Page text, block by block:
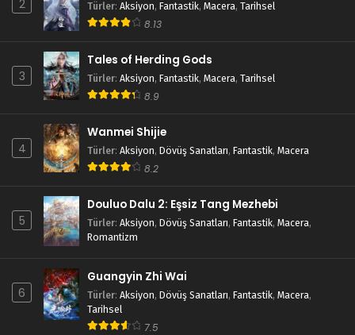
2 Türler: Aksiyon, Fantastik, Macera, Tarihsel
8.13
3
Tales of Herding Gods
Türler: Aksiyon, Fantastik, Macera, Tarihsel
8.9
4
Wanmei Shijie
Türler: Aksiyon, Dövüş Sanatları, Fantastik, Macera
8.2
5
Douluo Dalu 2: Eşsiz Tang Mezhebi
Türler: Aksiyon, Dövüş Sanatları, Fantastik, Macera,
Romantizm
6
Guangyin Zhi Wai
Türler: Aksiyon, Dövüş Sanatları, Fantastik, Macera,
Tarihsel
7.5